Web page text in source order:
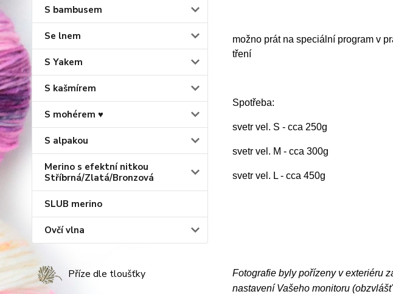
S bambusem
Se lnem
S Yakem
S kašmírem
S mohérem ♥
S alpakou
Merino s efektní nitkou
Stříbrná/Zlatá/Bronzová
SLUB merino
Ovčí vlna
Příze dle tloušťky
možno prát na speciální program v
tření
Spotřeba:
svetr vel. S - cca 250g
svetr vel. M - cca 300g
svetr vel. L - cca 450g
Fotografie byly pořízeny v exteriéru
nastavení Vašeho monitoru